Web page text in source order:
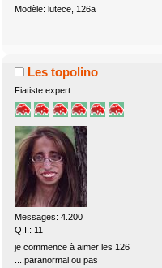
Modèle: lutece, 126a
Les topolino
Fiatiste expert
Messages: 4.200
Q.I.: 11
je commence à aimer les 126
....paranormal ou pas